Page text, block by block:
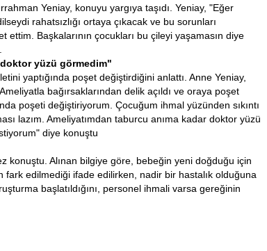
Yeniay, konuyu yargıya taşıdı. Yeniay, "Eğer
rahatsızlığı ortaya çıkacak ve bu sorunları
ettim. Başkalarının çocukları bu çileyi yaşamasın diye
yüzü görmedim"
yaptığında poşet değiştirdiğini anlattı. Anne Yeniay,
bağırsaklarından delik açıldı ve oraya poşet
poşeti değiştiriyorum. Çocuğum ihmal yüzünden sıkıntı
lazım. Ameliyatımdan taburcu anıma kadar doktor yüzü
diye konuştu
konuştu. Alınan bilgiye göre, bebeğin yeni doğduğu için
fark edilmediği ifade edilirken, nadir bir hastalık olduğuna
başlatıldığını, personel ihmali varsa gereğinin